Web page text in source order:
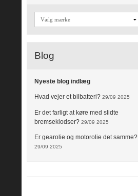
Blog
Nyeste blog indlæg
Hvad vejer et bilbatteri? 29/09 2025
Er det farligt at køre med slidte
bremseklodser? 29/09 2025
Er gearolie og motorolie det samme?
29/09 2025